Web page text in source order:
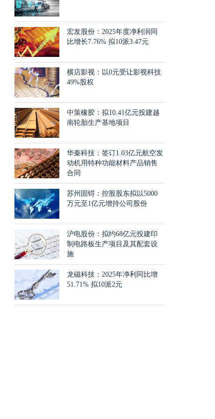
宏发股份：2025年度净利润同
比增长7.76% 拟10派3.47元
横店影视：以0元受让影视科技
49%股权
中策橡胶：拟10.41亿元投建越
南轮胎生产基地项目
华秦科技：签订1.03亿元航空发
动机用特种功能材料产品销售
合同
苏州固锝：控股股东拟以5000
万元至1亿元增持公司股份
沪电股份：拟约68亿元投建印
制电路板生产项目及其配套设
施
龙磁科技：2025年净利同比增
51.71% 拟10派2元